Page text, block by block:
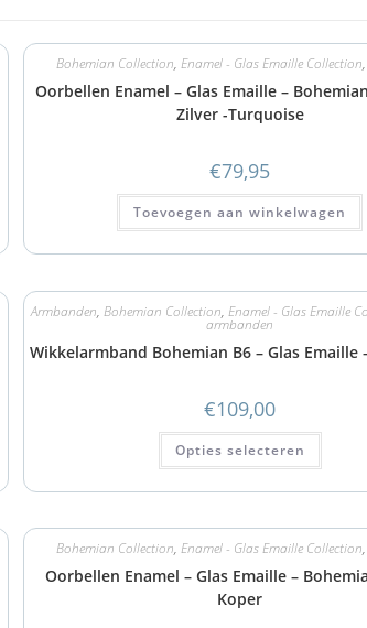
Bohemian Collection, Enamel - Glas Emaille Collection,
Oorbellen Enamel – Glas Emaille –
Zilver -Turquoise
€79,95
Toevoegen aan winkelwagen
Armbanden,Bohemian Collection,Enamel - Glas Emaille
armbanden
Wikkelarmband Bohemian B6 – Glas Emaille
€109,00
Opties selecteren
Bohemian Collection, Enamel - Glas Emaille Collection,
Oorbellen Enamel – Glas Emaille –
Koper